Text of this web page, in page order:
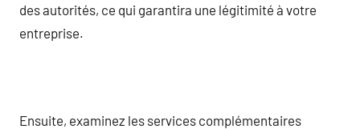
des autorités, ce qui garantira une légitimité à votre
entreprise.
Ensuite, examinez les services complémentaires